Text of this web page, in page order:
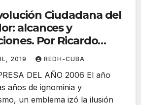
Ciudadana del
alcances y
Por Ricardo
y Galo Mora
2019 REDH-CUBA
DEL AÑO 2006 El año
años de ignominia y
un emblema izó la ilusión